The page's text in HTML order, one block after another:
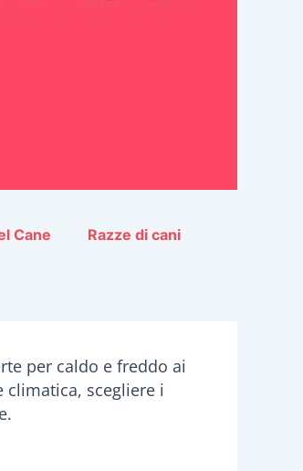
Cane Razze di cani
per caldo e freddo ai
climatica, scegliere i